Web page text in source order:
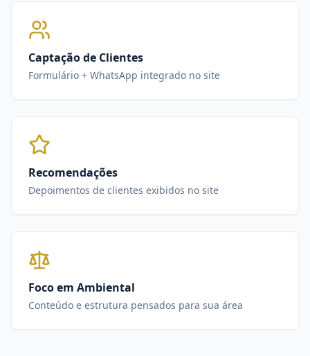
Captação de Clientes
Formulário + WhatsApp integrado no site
Recomendações
Depoimentos de clientes exibidos no site
Foco em Ambiental
Conteúdo e estrutura pensados para sua área